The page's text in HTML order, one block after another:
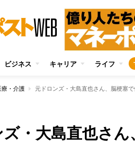
ビジネス キャリア ライフ
療・介護
・大島直也さん